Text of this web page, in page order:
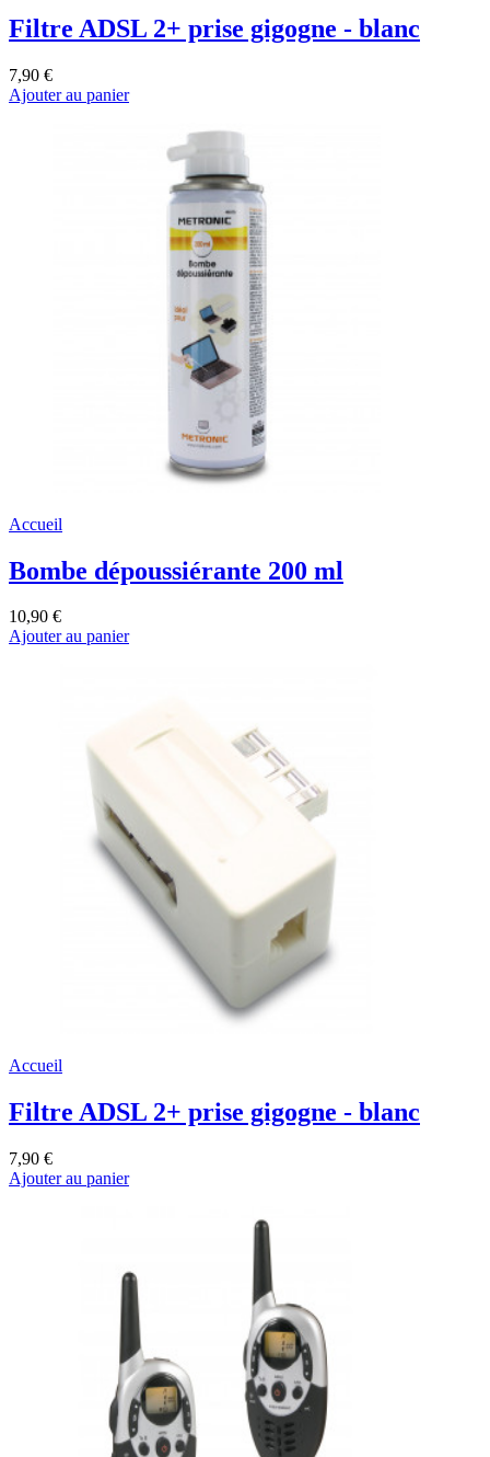
Filtre ADSL 2+ prise gigogne - blanc
7,90 €
Ajouter au panier
Accueil
Bombe dépoussiérante 200 ml
10,90 €
Ajouter au panier
Accueil
Filtre ADSL 2+ prise gigogne - blanc
7,90 €
Ajouter au panier